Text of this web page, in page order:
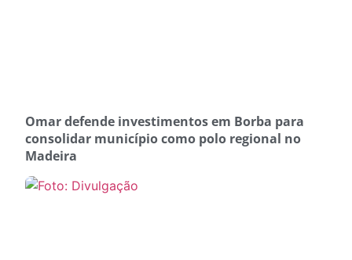
Omar defende investimentos em Borba para
consolidar município como polo regional no
Madeira